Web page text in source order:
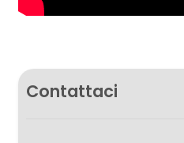
Contattaci